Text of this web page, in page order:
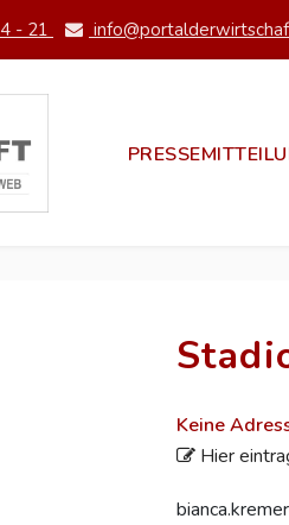
- 21
Keine
Hier